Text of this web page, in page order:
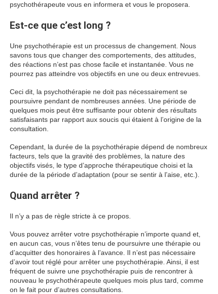
psychothérapeute vous en informera et vous le proposera.
Est-ce que c’est long ?
Une psychothérapie est un processus de changement. Nous
savons tous que changer des comportements, des attitudes,
des réactions n’est pas chose facile et instantanée. Vous ne
pourrez pas atteindre vos objectifs en une ou deux entrevues.
Ceci dit, la psychothérapie ne doit pas nécessairement se
poursuivre pendant de nombreuses années. Une période de
quelques mois peut être suffisante pour obtenir des résultats
satisfaisants par rapport aux soucis qui étaient à l’origine de la
consultation.
Cependant, la durée de la psychothérapie dépend de nombreux
facteurs, tels que la gravité des problèmes, la nature des
objectifs visés, le type d’approche thérapeutique choisi et la
durée de la période d’adaptation (pour se sentir à l’aise, etc.).
Quand arrêter ?
Il n’y a pas de règle stricte à ce propos.
Vous pouvez arrêter votre psychothérapie n’importe quand et,
en aucun cas, vous n’êtes tenu de poursuivre une thérapie ou
d’acquitter des honoraires à l’avance. Il n’est pas nécessaire
d’avoir tout réglé pour arrêter une psychothérapie. Ainsi, il est
fréquent de suivre une psychothérapie puis de rencontrer à
nouveau le psychothérapeute quelques mois plus tard, comme
on le fait pour d’autres consultations.